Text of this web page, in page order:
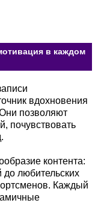
в каждом
вдохновения
позволяют
почувствовать
контента:
любительских
Каждый